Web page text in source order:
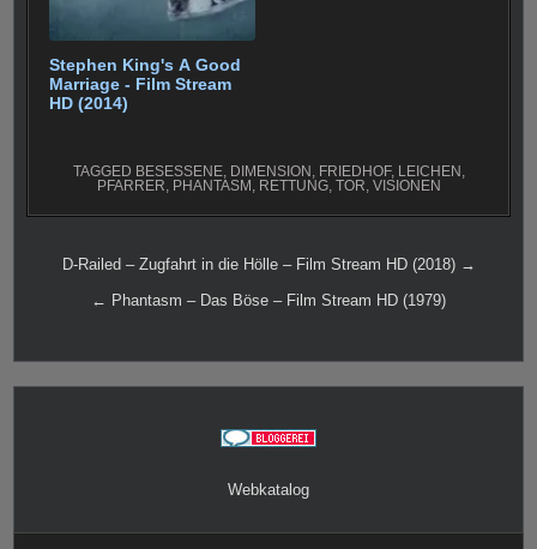
Stephen King's A Good
Marriage - Film Stream
HD (2014)
TAGGED BESESSENE, DIMENSION, FRIEDHOF, LEICHEN,
PFARRER, PHANTASM, RETTUNG, TOR, VISIONEN
Beitragsnavigation
D-Railed – Zugfahrt in die Hölle – Film Stream HD (2018) →
← Phantasm – Das Böse – Film Stream HD (1979)
Webkatalog